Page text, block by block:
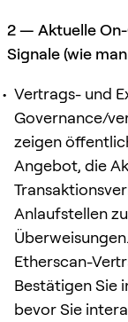
2 — Aktuelle
Signale (wie
Vertrags- und
Governance/
zeigen
Angebot, die
Anlaufstellen
Etherscan-
Bestätigen Sie
bevor Sie